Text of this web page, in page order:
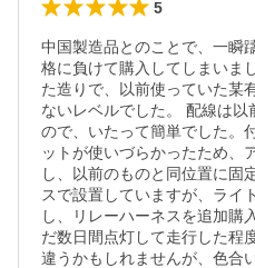
5
中国製造品とのことで、一瞬
格に負けて購入してしまいま
た造りで、以前使っていた某
ないレベルでした。 配線は
ので、いたって簡単でした。
ットが使いづらかったため、
し、以前のものと同位置に固
スで設置していますが、ライ
し、リレーハーネスを追加購
だ数日間点灯して走行した程
違うかもしれませんが、色合